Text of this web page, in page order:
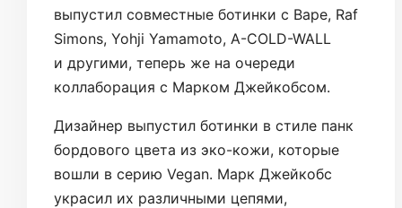
выпустил совместные ботинки с Bape, Raf
Simons, Yohji Yamamoto, A-COLD-WALL
и другими, теперь же на очереди
коллаборация с Марком Джейкобсом.
Дизайнер выпустил ботинки в стиле панк
бордового цвета из эко-кожи, которые
вошли в серию Vegan. Марк Джейкобс
украсил их различными цепями,